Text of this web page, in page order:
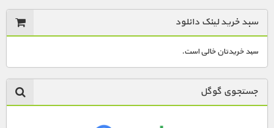
1900 تومان – خريد قسمت 15 (افزودن به سبد خريد)
سبد خرید لینک دانلود
سبد خریدتان خالی است.
جستجوی گوگل